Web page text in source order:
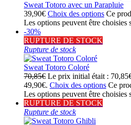
Sweat Totoro avec un Parapluie
39,90€ Choix des options Ce
Les options peuvent être choisies
-30%
RUPTURE DE STOCK
Rupture de stock
Sweat Totoro Coloré
70,85€ Le prix initial était :
49,90€. Choix des options Ce
Les options peuvent être choisies
RUPTURE DE STOCK
Rupture de stock